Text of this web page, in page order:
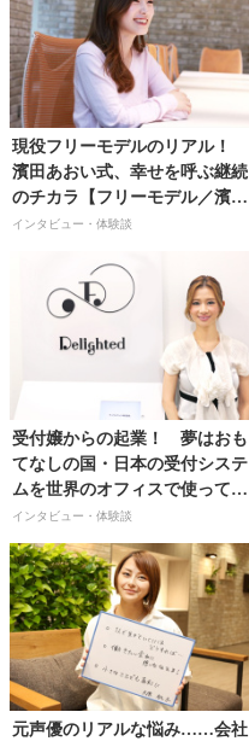
現役フリーモデルのリアル！
濱田あおい式、幸せを呼ぶ継続
のチカラ【フリーモデル／濱田
あおいさん】
インタビュー・体験談
受付嬢からの起業！ 夢はおも
てなしの国・日本の受付システ
ムを世界のオフィスで使っても
らうこと！【ディライティッド
株式会社代表／橋本真里子さ
ん】
インタビュー・体験談
元声優のリアルな悩み……会社